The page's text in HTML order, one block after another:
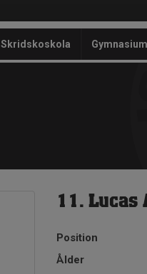
Skridskoskola Gymnasium
11. Lucas
Position
Ålder